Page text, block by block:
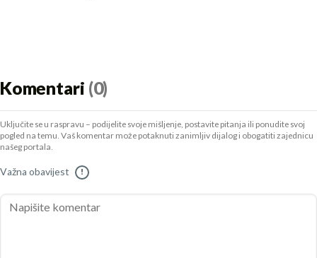
Komentari (0)
Uključite se u raspravu – podijelite svoje mišljenje, postavite pitanja ili ponudite svoj
pogled na temu. Vaš komentar može potaknuti zanimljiv dijalog i obogatiti zajednicu
našeg portala.
Važna obavijest !